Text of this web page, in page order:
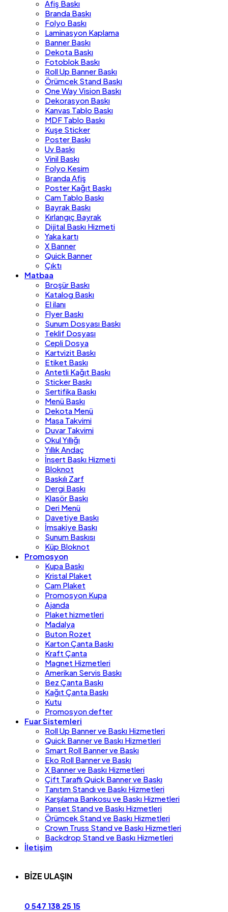
Afiş Baskı
Branda Baskı
Folyo Baskı
Laminasyon Kaplama
Banner Baskı
Dekota Baskı
Fotoblok Baskı
Roll Up Banner Baskı
Örümcek Stand Baskı
One Way Vision Baskı
Dekorasyon Baskı
Kanvas Tablo Baskı
MDF Tablo Baskı
Kuşe Sticker
Poster Baskı
Uv Baskı
Vinil Baskı
Folyo Kesim
Branda Afiş
Poster Kağıt Baskı
Cam Tablo Baskı
Bayrak Baskı
Kırlangıç Bayrak
Dijital Baskı Hizmeti
Yaka kartı
X Banner
Quick Banner
Çıktı
Matbaa
Broşür Baskı
Katalog Baskı
El ilanı
Flyer Baskı
Sunum Dosyası Baskı
Teklif Dosyası
Cepli Dosya
Kartvizit Baskı
Etiket Baskı
Antetli Kağıt Baskı
Sticker Baskı
Sertifika Baskı
Menü Baskı
Dekota Menü
Masa Takvimi
Duvar Takvimi
Okul Yıllığı
Yıllık Andaç
İnsert Baskı Hizmeti
Bloknot
Baskılı Zarf
Dergi Baskı
Klasör Baskı
Deri Menü
Davetiye Baskı
İmsakiye Baskı
Sunum Baskısı
Küp Bloknot
Promosyon
Kupa Baskı
Kristal Plaket
Cam Plaket
Promosyon Kupa
Ajanda
Plaket hizmetleri
Madalya
Buton Rozet
Karton Çanta Baskı
Kraft Çanta
Magnet Hizmetleri
Amerikan Servis Baskı
Bez Çanta Baskı
Kağıt Çanta Baskı
Kutu
Promosyon defter
Fuar Sistemleri
Roll Up Banner ve Baskı Hizmetleri
Quick Banner ve Baskı Hizmetleri
Smart Roll Banner ve Baskı
Eko Roll Banner ve Baskı
X Banner ve Baskı Hizmetleri
Çift Taraflı Quick Banner ve Baskı
Tanıtım Standı ve Baskı Hizmetleri
Karşılama Bankosu ve Baskı Hizmetleri
Panset Stand ve Baskı Hizmetleri
Örümcek Stand ve Baskı Hizmetleri
Crown Truss Stand ve Baskı Hizmetleri
Backdrop Stand ve Baskı Hizmetleri
İletişim
BİZE ULAŞIN
0 547 138 25 15